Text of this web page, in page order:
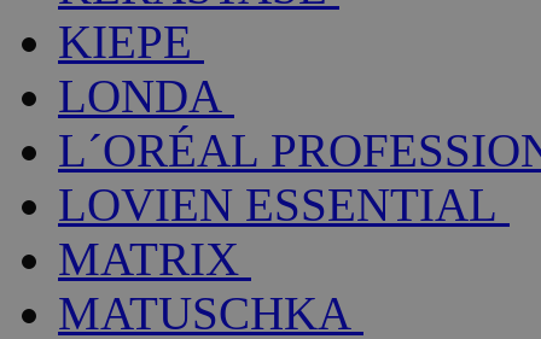
KIEPE
LONDA
L´ORÉAL
LOVIEN ESSENTIAL
MATRIX
MATUSCHKA